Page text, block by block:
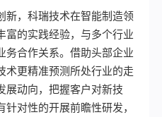
新，科瑞技术在智能制造领
富的实践经验，与多个行业
务合作关系。借助头部企业
术更精准预测所处行业的走
展动向，把握客户对新技
对性的开展前瞻性研发，